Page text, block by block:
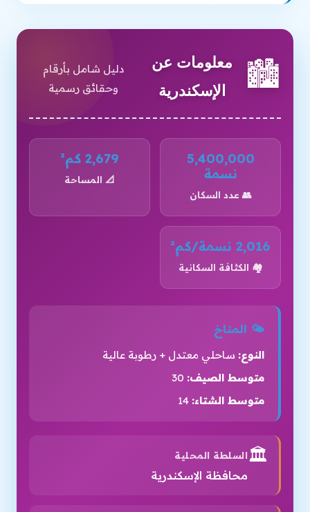
🏙️
معلومات عن
الإسكندرية
دليل شامل بأرقام
وحقائق رسمية
5,400,000
نسمة
👥 عدد السكان
2,679 كم²
📐 المساحة
2,016 نسمة/كم²
🏘️ الكثافة السكانية
🌤️ المناخ
النوع: ساحلي معتدل + رطوبة عالية
متوسط الصيف:
متوسط الشتاء:
🏛️السلطة المحلية
محافظة الإسكندرية